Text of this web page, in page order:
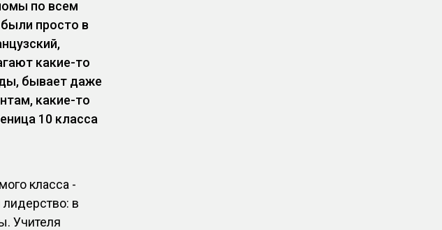
по всем
просто в
какие-то
бывает даже
какие-то
10 класса
класса -
в
Учителя